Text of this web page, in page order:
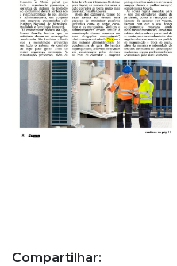
Compartilhar: